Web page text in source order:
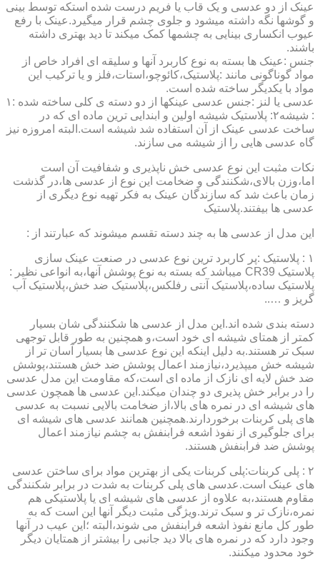
عینک از دو عدسی و یک قاب یا فریم درست شده استکه توسط بینی
و گوشها نگه داشته میشود و جلوی چشم قرار میگیرد.عینک با رفع
عیوب انکساری بینایی به چشمها کمک میکند تا دید بهتری داشته
باشند.
جنس :عینک ها بسته به نوع کاربرد آنها و سلیقه ای افراد خاص از
مواد گوناگونی مانند :پلاستیک،کائوچو،استات،فلز و یا ترکیب این
مواد با یکدیگر ساخته شده است.
عدسی یا لنز :جنس عدسی عینکها از دو دسته ی کلی ساخته شده :۱
: شیشه۲: پلاستیک شیشه اولین و ابندایی ترین ماده ای که در
ساخت عدسی عینک از آن استفاده شد شیشه است.البته امروزه نیز
گاه عدسی هایی را از شیشه می سازند.
نکات مثبت این نوع عدسی خش ناپذیری و شفافیت آن است
اما،وزن بالای،شکنندگی و ضخامت این نوع از عدسی ها،در گذشت
زمان باعث شد که سازندگان عینک به فکر تهیه نوع دیگری از
عدسی ها بیفتند.پلاستیک
این مدل از عدسی ها به چند دسته تقسم میشوند که عبارتند از :
۱ : پلاستیک :پر کاربرد ترین نوع عدسی در صنعت عینک سازی
پلاستیک CR39 میباشد که بسته به نوع پوشش آنها،به انواعی نظیر :
پلاستیک ساده،پلاستیک آنتی رفلکس،پلاستیک ضد خش،پلاستیک آب
گریز و …..
دسته بندی شده اند.این مدل از عدسی ها شکنندگی شان بسیار
کمتر از همتای شیشه ای خود است،و همچنین به طور قابل توجهی
سبک تر هستند.به دلیل اینکه این نوع عدسی ها بسیار آسان تر از
شیشه خش میپذیرد،نیازمند اعمال پوشش ضد خش هستند،پوشش
ضد خش لایه ای نازک از ماده ای است،که مقاومت این مدل عدسی
را در برابر خش پذیری دو چندان میکند.این عدسی ها همچون عدسی
های شیشه ای در نمره های بالا،از ضخامت بالایی نسبت به عدسی
های پلی کربنات برخوردارند.همچنین همانند عدسی های شیشه ای
برای جلوگیری از نفوذ اشعه فرابنفش به چشم نیازمند اعمال
پوشش ضد فرابنفش هستند.
۲ : پلی کربنات:پلی کربنات یکی از بهترین مواد برای ساختن عدسی
های عینک است.عدسی های پلی کربنات به شدت در برابر شکنندگی
مقاوم هستند،به علاوه از عدسی های شیشه ای یا پلاستیکی هم
نمره،نازک تر و سبک ترند.ویژگی مثبت دیگر آنها این است که به
طور کل مانع نفوذ اشعه فرابنفش می شوند،البته ؛این عیب در آنها
وجود دارد که در نمره های بالا دید جانبی را بیشتر از همتایان دیگر
خود محدود میکنند.